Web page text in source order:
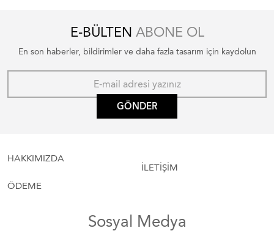
E-BÜLTEN ABONE OL
En son haberler, bildirimler ve daha fazla tasarım için kaydolun
GÖNDER
HAKKIMIZDA
ÖDEME
İLETİŞİM
Sosyal Medya